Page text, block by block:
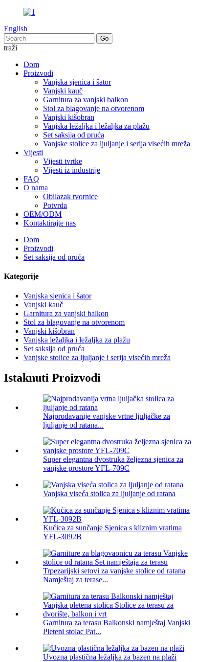
English
traži
Dom
Proizvodi
Vanjska sjenica i šator
Vanjski kauč
Garnitura za vanjski balkon
Stol za blagovanje na otvorenom
Vanjski kišobran
Vanjska ležaljka i ležaljka za plažu
Set saksija od pruća
Vanjske stolice za ljuljanje i serija visećih mreža
Vijesti
Vijesti tvrtke
Vijesti iz industrije
FAQ
O nama
Obilazak tvornice
Potvrda
OEM/ODM
Kontaktirajte nas
Dom
Proizvodi
Set saksija od pruća
Kategorije
Vanjska sjenica i šator
Vanjski kauč
Garnitura za vanjski balkon
Stol za blagovanje na otvorenom
Vanjski kišobran
Vanjska ležaljka i ležaljka za plažu
Set saksija od pruća
Vanjske stolice za ljuljanje i serija visećih mreža
Istaknuti Proizvodi
Najprodavanije vanjske vrtne ljuljačke za
ljuljanje od ratana...
Super elegantna dvostruka željezna sjenica za
vanjske prostore YFL-709C
Vanjska viseća stolica za ljuljanje od ratana
Kućica za sunčanje Sjenica s kliznim vratima
YFL-3092B
Trpezarijski setovi za vanjske stolice od ratana
Namještaj za terase...
Garnitura za terasu Balkonski namještaj Vanjski
Pleteni stolac Pat...
Uvozna plastična ležaljka za bazen na plaži